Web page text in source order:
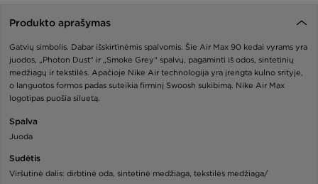
Produkto aprašymas
Gatvių simbolis. Dabar išskirtinėmis spalvomis. Šie Air Max 90 kedai vyrams yra
juodos, „Photon Dust“ ir „Smoke Grey“ spalvų, pagaminti iš odos, sintetinių
medžiagų ir tekstilės. Apačioje Nike Air technologija yra įrengta kulno srityje,
o languotos formos padas suteikia firminį Swoosh sukibimą. Nike Air Max
logotipas puošia siluetą.
Spalva
Juoda
Sudėtis
Viršutinė dalis: dirbtinė oda, sintetinė medžiaga, tekstilės medžiaga/